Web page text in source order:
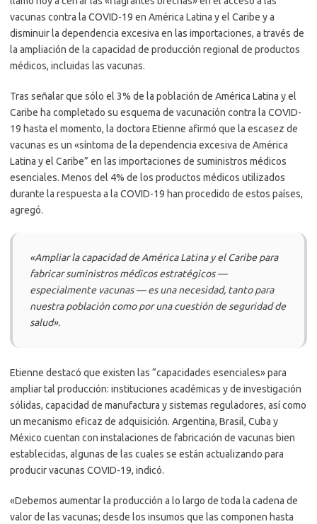
vacunas contra la COVID-19 en América Latina y el Caribe y a
disminuir la dependencia excesiva en las importaciones, a través de
la ampliación de la capacidad de producción regional de productos
médicos, incluidas las vacunas.
Tras señalar que sólo el 3% de la población de América Latina y el
Caribe ha completado su esquema de vacunación contra la COVID-
19 hasta el momento, la doctora Etienne afirmó que la escasez de
vacunas es un «síntoma de la dependencia excesiva de América
Latina y el Caribe” en las importaciones de suministros médicos
esenciales. Menos del 4% de los productos médicos utilizados
durante la respuesta a la COVID-19 han procedido de estos países,
agregó.
«Ampliar la capacidad de América Latina y el Caribe para
fabricar suministros médicos estratégicos —
especialmente vacunas — es una necesidad, tanto para
nuestra población como por una cuestión de seguridad de
salud».
Etienne destacó que existen las “capacidades esenciales» para
ampliar tal producción: instituciones académicas y de investigación
sólidas, capacidad de manufactura y sistemas reguladores, así como
un mecanismo eficaz de adquisición. Argentina, Brasil, Cuba y
México cuentan con instalaciones de fabricación de vacunas bien
establecidas, algunas de las cuales se están actualizando para
producir vacunas COVID-19, indicó.
«Debemos aumentar la producción a lo largo de toda la cadena de
valor de las vacunas; desde los insumos que las componen hasta